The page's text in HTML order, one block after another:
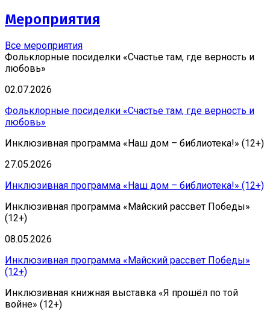
Мероприятия
Все мероприятия
Фольклорные посиделки «Счастье там, где верность и
любовь»
02.07.2026
Фольклорные посиделки «Счастье там, где верность и
любовь»
Инклюзивная программа «Наш дом – библиотека!» (12+)
27.05.2026
Инклюзивная программа «Наш дом – библиотека!» (12+)
Инклюзивная программа «Майский рассвет Победы»
(12+)
08.05.2026
Инклюзивная программа «Майский рассвет Победы»
(12+)
Инклюзивная книжная выставка «Я прошёл по той
войне» (12+)